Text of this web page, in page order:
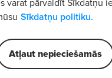
Sīkdatņu politiku.
Atļaut nepieciešamās